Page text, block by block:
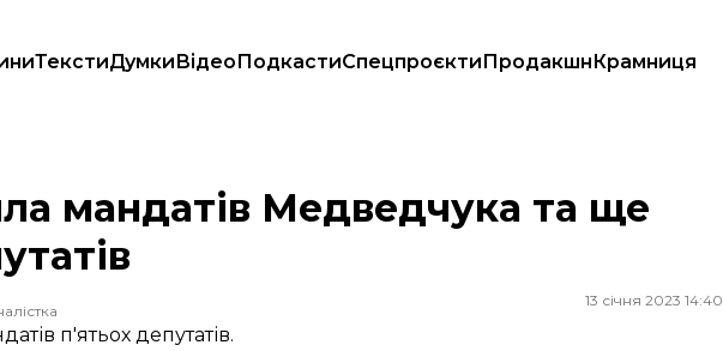
ТекстиДумкиВідеоПодкастиСпецпроєктиПродакшнКрамниця
чотирьох депутатів
мандатів Медведчука та ще
13 січня 2023 14:40
п'ятьох депутатів.